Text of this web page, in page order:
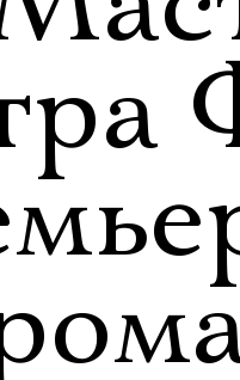
посещенияВнеклассные
Фотовыставка